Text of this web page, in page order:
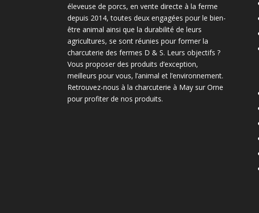
éleveuse de porcs, en vente directe à la ferme
depuis 2014, toutes deux engagées pour le bien-
être animal ainsi que la durabilité de leurs
agricultures, se sont réunies pour former la
charcuterie des fermes D & S. Leurs objectifs ?
Vous proposer des produits d’exception,
meilleurs pour vous, l’animal et l’environnement.
Retrouvez-nous à la charcuterie à May sur Orne
pour profiter de nos produits.